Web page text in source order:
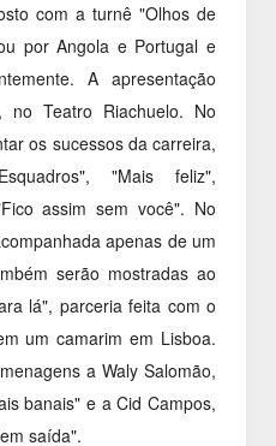
com a turnê "Olhos de
por Angola e Portugal e
A apresentação
Teatro Riachuelo. No
os sucessos da carreira,
"Mais feliz",
assim sem você". No
apenas de um
serão mostradas ao
lá", parceria feita com o
um camarim em Lisboa.
a Waly Salomão,
banais" e a Cid Campos,
saída".